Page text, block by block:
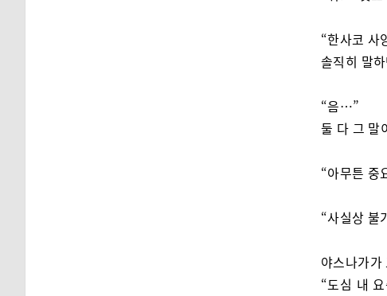
“한사코 사
솔직히 말
“음…”
둘 다 그 말
“아무튼 중
“사실상 불
야스나가
“도심 내